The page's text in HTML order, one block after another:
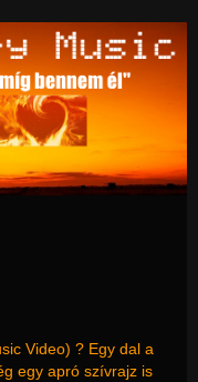
Video) ? Egy dal a
egy apró szívrajz is